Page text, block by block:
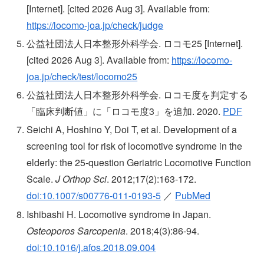
[Internet]. [cited 2026 Aug 3]. Available from:
https://locomo-joa.jp/check/judge
公益社団法人日本整形外科学会. ロコモ25 [Internet].
[cited 2026 Aug 3]. Available from: https://locomo-
joa.jp/check/test/locomo25
公益社団法人日本整形外科学会. ロコモ度を判定する
「臨床判断値」に「ロコモ度3」を追加. 2020. PDF
Seichi A, Hoshino Y, Doi T, et al. Development of a
screening tool for risk of locomotive syndrome in the
elderly: the 25-question Geriatric Locomotive Function
Scale.J Orthop Sci. 2012;17(2):163-172.
doi:10.1007/s00776-011-0193-5 ／ PubMed
Ishibashi H. Locomotive syndrome in Japan.
Osteoporos Sarcopenia. 2018;4(3):86-94.
doi:10.1016/j.afos.2018.09.004